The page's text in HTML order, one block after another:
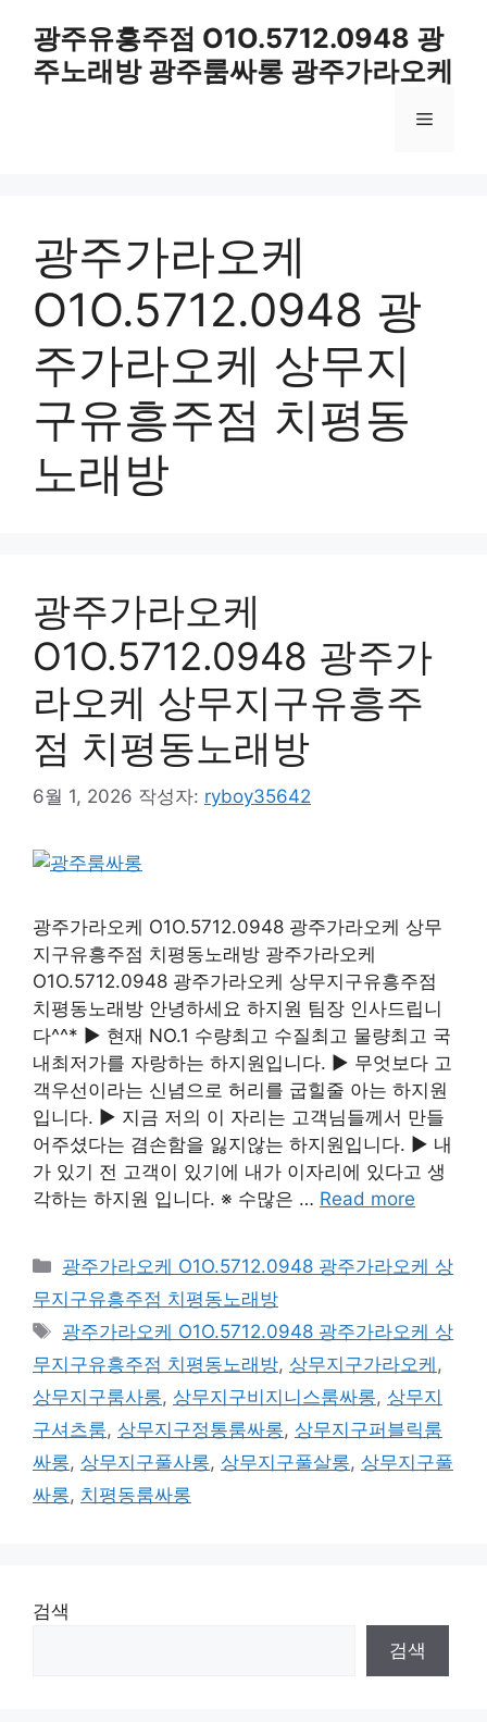
광주유흥주점 O1O.5712.0948 광
주노래방 광주룸싸롱 광주가라오케
메
광주가라오케
O1O.5712.0948 광
주가라오케 상무지
구유흥주점 치평동
노래방
광주가라오케
O1O.5712.0948 광주가
라오케 상무지구유흥주
점 치평동노래방
6월 1, 2026 작성자: ryboy35642
광주가라오케 O1O.5712.0948 광주가라오케 상무
지구유흥주점 치평동노래방 광주가라오케
O1O.5712.0948 광주가라오케 상무지구유흥주점
치평동노래방 안녕하세요 하지원 팀장 인사드립니
다^^* ▶ 현재 NO.1 수량최고 수질최고 물량최고 국
내최저가를 자랑하는 하지원입니다. ▶ 무엇보다 고
객우선이라는 신념으로 허리를 굽힐줄 아는 하지원
입니다. ▶ 지금 저의 이 자리는 고객님들께서 만들
어주셨다는 겸손함을 잃지않는 하지원입니다. ▶ 내
가 있기 전 고객이 있기에 내가 이자리에 있다고 생
각하는 하지원 입니다. ※ 수많은 … Read more
카
테
고
리
광주가라오케 O1O.5712.0948 광주가라오케 상
무지구유흥주점 치평동노래방
태
그
광주가라오케 O1O.5712.0948 광주가라오케 상
무지구유흥주점 치평동노래방, 상무지구가라오케 ,
상무지구룸사롱, 상무지구비지니스룸싸롱, 상무지
구셔츠룸, 상무지구정통룸싸롱, 상무지구퍼블릭룸
싸롱, 상무지구풀사롱, 상무지구풀살롱, 상무지구풀
싸롱, 치평동룸싸롱
검색
검색